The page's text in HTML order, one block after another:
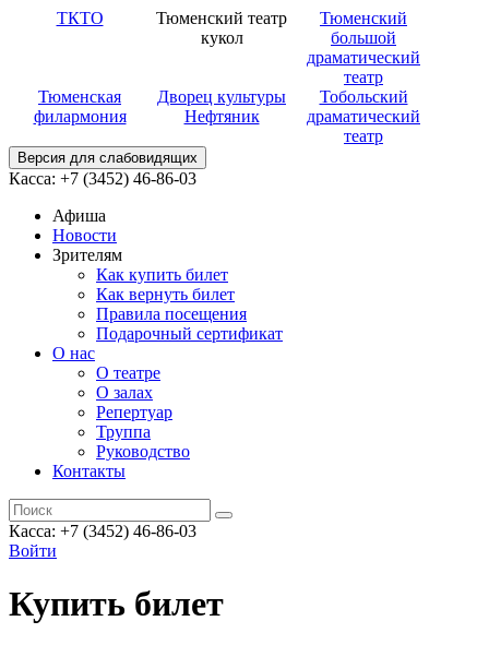
ТКТО
Тюменский театр
кукол
Тюменский
большой
драматический
театр
Тюменская
филармония
Дворец культуры
Нефтяник
Тобольский
драматический
театр
Версия для слабовидящих
Касса: +7 (3452) 46-86-03
Афиша
Новости
Зрителям
Как купить билет
Как вернуть билет
Правила посещения
Подарочный сертификат
О нас
О театре
О залах
Репертуар
Труппа
Руководство
Контакты
Касса: +7 (3452) 46-86-03
Войти
Купить билет